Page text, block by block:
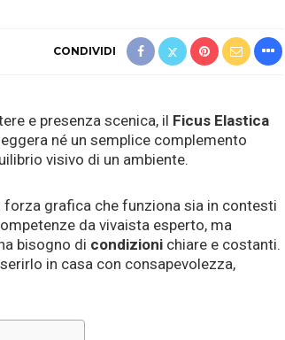
CONDIVIDI
e presenza scenica, il Ficus Elastica
né un semplice complemento
visivo di un ambiente.
forza grafica che funziona sia in contesti
da vivaista esperto, ma
bisogno di condizioni chiare e costanti.
in casa con consapevolezza,